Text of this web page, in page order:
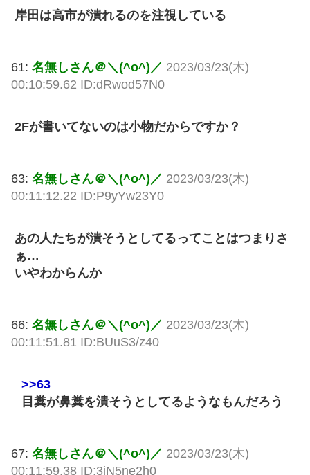
岸田は高市が潰れるのを注視している
61: 名無しさん＠＼(^o^)／ 2023/03/23(木)
00:10:59.62 ID:dRwod57N0
2Fが書いてないのは小物だからですか？
63: 名無しさん＠＼(^o^)／ 2023/03/23(木)
00:11:12.22 ID:P9yYw23Y0
あの人たちが潰そうとしてるってことはつまりさ
ぁ…
いやわからんか
66: 名無しさん＠＼(^o^)／ 2023/03/23(木)
00:11:51.81 ID:BUuS3/z40
>>63
目糞が鼻糞を潰そうとしてるようなもんだろう
67: 名無しさん＠＼(^o^)／ 2023/03/23(木)
00:11:59.38 ID:3iN5ne2h0